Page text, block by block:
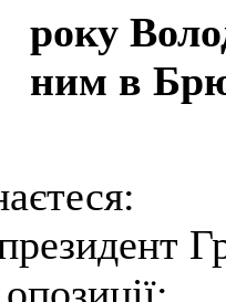
року
ним в